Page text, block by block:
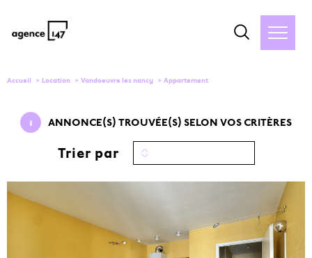
Accueil Location Vandoeuvre les nancy Appartement
1 ANNONCE(S) TROUVÉE(S) SELON VOS CRITÈRES
Trier par